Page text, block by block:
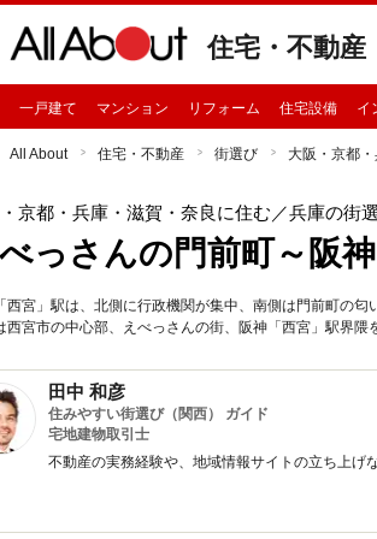
住宅・不動産
一戸建て マンション リフォーム 住宅設備 イ
All About 住宅・不動産 街選び 大阪・京都
京都・兵庫・滋賀・奈良に住む ／兵庫の街
っさんの門前町～阪
西宮」駅は、北側に行政機関が集中、南側は門前町の
西宮市の中心部、えべっさんの街、阪神「西宮」駅界隈
田中 和彦
住みやすい街選び（関西） ガイド
宅地建物取引士
不動産の実務経験や、地域情報サイトの立ち上げ